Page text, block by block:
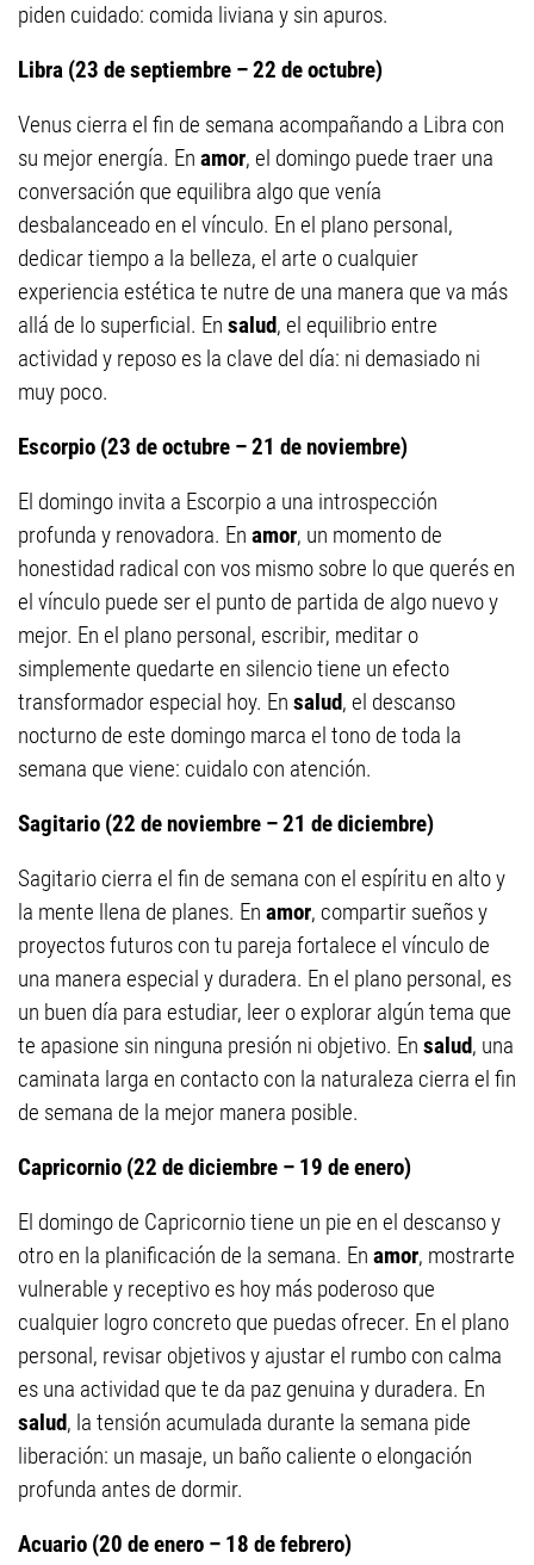
piden cuidado: comida liviana y sin apuros.
Libra (23 de septiembre – 22 de octubre)
Venus cierra el fin de semana acompañando a Libra con
su mejor energía. En amor, el domingo puede traer una
conversación que equilibra algo que venía
desbalanceado en el vínculo. En el plano personal,
dedicar tiempo a la belleza, el arte o cualquier
experiencia estética te nutre de una manera que va más
allá de lo superficial. En salud, el equilibrio entre
actividad y reposo es la clave del día: ni demasiado ni
muy poco.
Escorpio (23 de octubre – 21 de noviembre)
El domingo invita a Escorpio a una introspección
profunda y renovadora. En amor, un momento de
honestidad radical con vos mismo sobre lo que querés en
el vínculo puede ser el punto de partida de algo nuevo y
mejor. En el plano personal, escribir, meditar o
simplemente quedarte en silencio tiene un efecto
transformador especial hoy. En salud, el descanso
nocturno de este domingo marca el tono de toda la
semana que viene: cuidalo con atención.
Sagitario (22 de noviembre – 21 de diciembre)
Sagitario cierra el fin de semana con el espíritu en alto y
la mente llena de planes. En amor, compartir sueños y
proyectos futuros con tu pareja fortalece el vínculo de
una manera especial y duradera. En el plano personal, es
un buen día para estudiar, leer o explorar algún tema que
te apasione sin ninguna presión ni objetivo. En salud, una
caminata larga en contacto con la naturaleza cierra el fin
de semana de la mejor manera posible.
Capricornio (22 de diciembre – 19 de enero)
El domingo de Capricornio tiene un pie en el descanso y
otro en la planificación de la semana. En amor, mostrarte
vulnerable y receptivo es hoy más poderoso que
cualquier logro concreto que puedas ofrecer. En el plano
personal, revisar objetivos y ajustar el rumbo con calma
es una actividad que te da paz genuina y duradera. En
salud, la tensión acumulada durante la semana pide
liberación: un masaje, un baño caliente o elongación
profunda antes de dormir.
Acuario (20 de enero – 18 de febrero)